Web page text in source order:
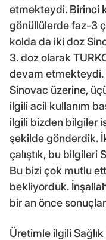
etmekteydi. Birinci
gönüllülerde faz-3
kolda da iki doz
3. doz olarak
devam etmekteydi.
Sinovac üzerine,
ilgili acil kullanım
ilgili bizden bilgiler
şekilde gönderdik.
çalıştık, bu bilgileri
Bu bizi çok mutlu
bekliyorduk.
bir an önce
Üretimle ilgili Sağlık